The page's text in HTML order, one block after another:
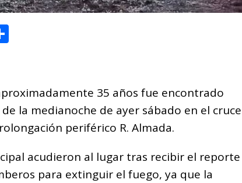
p
ar
ti
35 años fue encontrado
la medianoche de ayer sábado en el cruce
periférico R. Almada.
acudieron al lugar tras recibir el reporte
para extinguir el fuego, ya que la